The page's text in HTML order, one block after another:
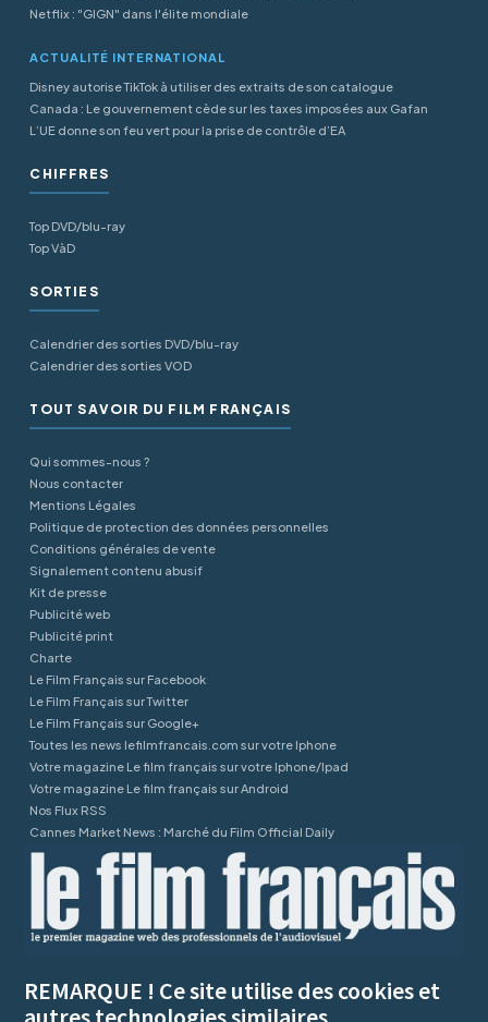
Netflix : "GIGN" dans l'élite mondiale
ACTUALITÉ INTERNATIONAL
Disney autorise TikTok à utiliser des extraits de son catalogue
Canada : Le gouvernement cède sur les taxes imposées aux Gafan
L’UE donne son feu vert pour la prise de contrôle d’EA
CHIFFRES
Top DVD/blu-ray
Top VàD
SORTIES
Calendrier des sorties DVD/blu-ray
Calendrier des sorties VOD
TOUT SAVOIR DU FILM FRANÇAIS
Qui sommes-nous ?
Nous contacter
Mentions Légales
Politique de protection des données personnelles
Conditions générales de vente
Signalement contenu abusif
Kit de presse
Publicité web
Publicité print
Charte
Le Film Français sur Facebook
Le Film Français sur Twitter
Le Film Français sur Google+
Toutes les news lefilmfrancais.com sur votre Iphone
Votre magazine Le film français sur votre Iphone/Ipad
Votre magazine Le film français sur Android
Nos Flux RSS
Cannes Market News : Marché du Film Official Daily
REMARQUE ! Ce site utilise des cookies et